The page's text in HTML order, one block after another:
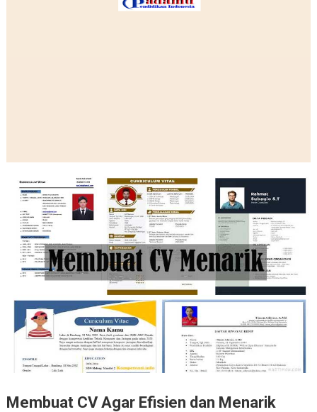
Membuat CV Agar Efisien dan Menarik